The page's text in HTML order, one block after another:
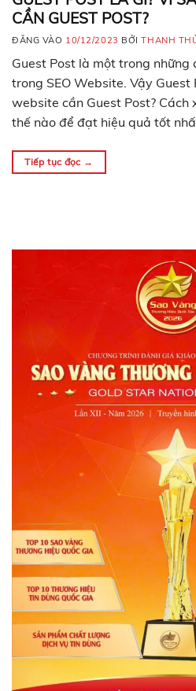
CẦN GUEST POST?
ĐĂNG VÀO 10/12/2023 BỞITHANH
Guest Post là một trong những
trong SEO Website. Vậy Guest
website cần Guest Post? Cách
thế nào để đạt hiệu quả tốt
post…
Tiếp tục đọc →